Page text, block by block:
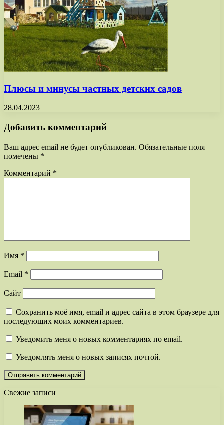
Плюсы и минусы частных детских садов
28.04.2023
Добавить комментарий
Ваш адрес email не будет опубликован. Обязательные поля
помечены *
Комментарий *
Имя *
Email *
Сайт
Сохранить моё имя, email и адрес сайта в этом браузере для
последующих моих комментариев.
Уведомить меня о новых комментариях по email.
Уведомлять меня о новых записях почтой.
Свежие записи